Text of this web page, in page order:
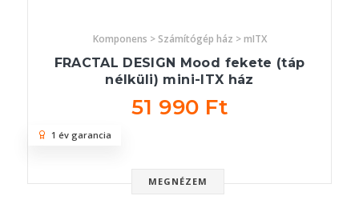
Komponens > Számítógép ház > mITX
FRACTAL DESIGN Mood fekete (táp
nélküli) mini-ITX ház
51 990 Ft
MEGNÉZEM
1 év garancia